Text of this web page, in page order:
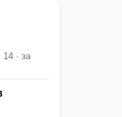
14 · за